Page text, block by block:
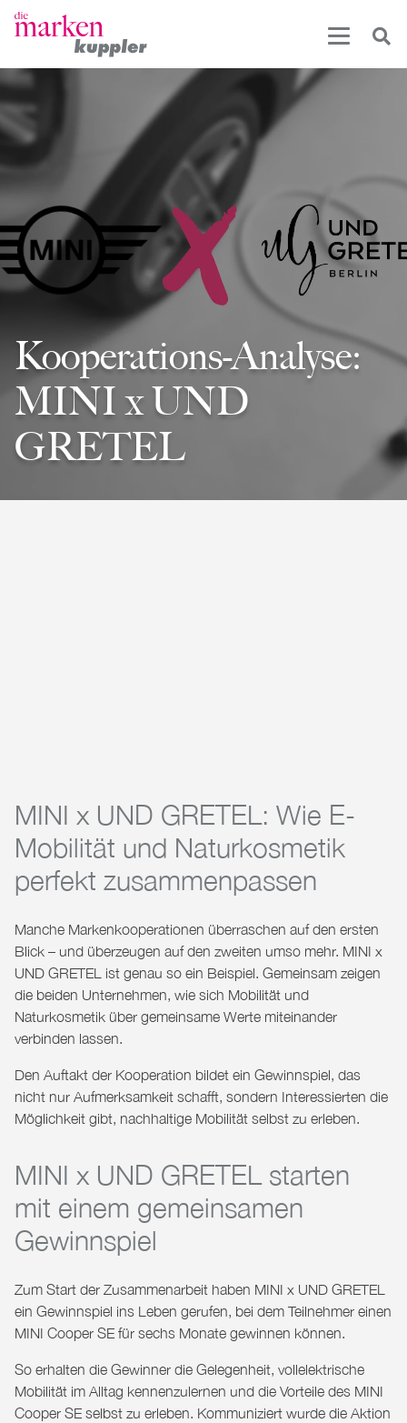
Kooperations-Analyse:
MINI x UND
GRETEL
MINI x UND GRETEL: Wie E-
Mobilität und Naturkosmetik
perfekt zusammenpassen
Manche Markenkooperationen überraschen auf den ersten
Blick – und überzeugen auf den zweiten umso mehr. MINI x
UND GRETEL
ist genau so ein Beispiel. Gemeinsam zeigen
die beiden Unternehmen, wie sich Mobilität und
Naturkosmetik über gemeinsame Werte miteinander
verbinden lassen.
Den Auftakt der Kooperation bildet ein Gewinnspiel, das
nicht nur Aufmerksamkeit schafft, sondern Interessierten die
Möglichkeit gibt, nachhaltige Mobilität selbst zu erleben.
MINI x UND GRETEL starten
mit einem gemeinsamen
Gewinnspiel
Zum Start der Zusammenarbeit haben MINI x UND GRETEL
ein Gewinnspiel ins Leben gerufen, bei dem Teilnehmer einen
MINI Cooper SE für sechs Monate gewinnen können.
So erhalten die Gewinner die Gelegenheit, vollelektrische
Mobilität im Alltag kennenzulernen und die Vorteile des MINI
Cooper SE selbst zu erleben. Kommuniziert wurde die Aktion